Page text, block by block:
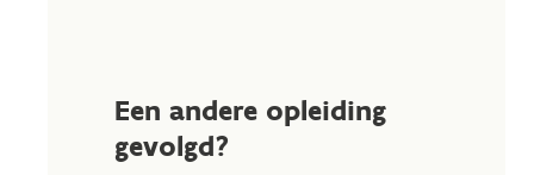
Een andere opleiding
gevolgd?